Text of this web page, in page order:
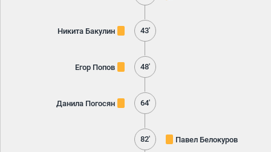
Никита Бакулин 43'
Егор Попов 48'
Данила Погосян 64'
82' Павел Белокуров